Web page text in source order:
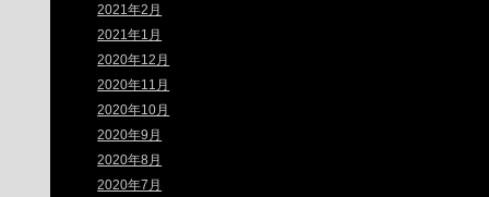
2021年2月
2021年1月
2020年12月
2020年11月
2020年10月
2020年9月
2020年8月
2020年7月